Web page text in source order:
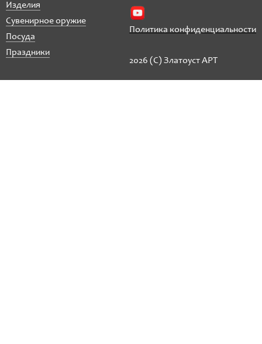
Изделия
Сувенирное оружие
Посуда
Праздники
Политика конфиденциальности
2026 (C) Златоуст АРТ